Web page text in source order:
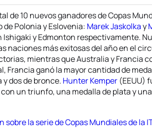
de 10 nuevos ganadores de Copas
Polonia y Eslovenia: Marek Jaskolkay
y Edmonton respectivamente.
naciones más exitosas del año en el
mientras que Australia y Francia
Francia ganó la mayor cantidad de
y dos de bronce. Hunter Kemper (EEUU)
un triunfo, una medalla de plata y
la serie de Copas Mundiales de la